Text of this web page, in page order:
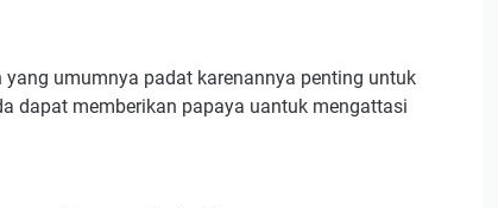
umumnya padat karenannya penting untuk
dapat memberikan papaya uantuk mengattasi